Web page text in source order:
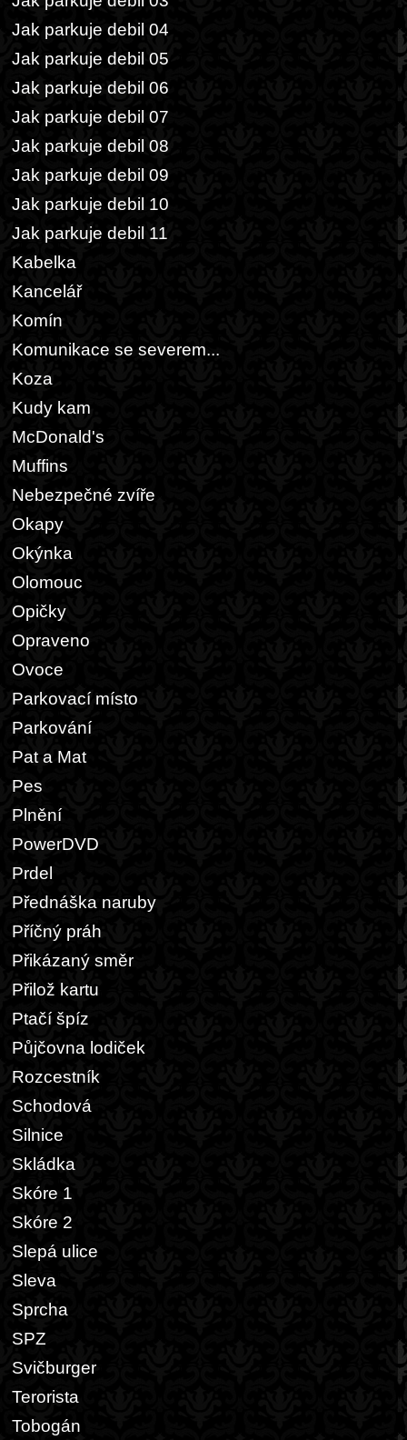
Jak parkuje debil 04
Jak parkuje debil 05
Jak parkuje debil 06
Jak parkuje debil 07
Jak parkuje debil 08
Jak parkuje debil 09
Jak parkuje debil 10
Jak parkuje debil 11
Kabelka
Kancelář
Komín
Komunikace se severem...
Koza
Kudy kam
McDonald's
Muffins
Nebezpečné zvíře
Okapy
Okýnka
Olomouc
Opičky
Opraveno
Ovoce
Parkovací místo
Parkování
Pat a Mat
Pes
Plnění
PowerDVD
Prdel
Přednáška naruby
Příčný práh
Přikázaný směr
Přilož kartu
Ptačí špíz
Půjčovna lodiček
Rozcestník
Schodová
Silnice
Skládka
Skóre 1
Skóre 2
Slepá ulice
Sleva
Sprcha
SPZ
Svičburger
Terorista
Tobogán